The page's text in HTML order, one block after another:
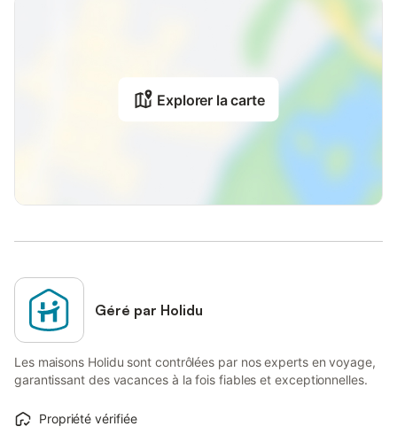
Explorer la carte
Géré par Holidu
Les maisons Holidu sont contrôlées par nos experts en voyage,
garantissant des vacances à la fois fiables et exceptionnelles.
Propriété vérifiée